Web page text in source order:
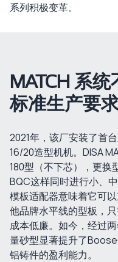
系列积极变革。
MATCH 系
标准生产要
2021年，该厂安装了首
16/20造型机机。DISA
180型（不下芯），更换
BQC这样同时进行小、
模板适配器意味着它可
他品牌水平线的型板，
成本低廉。如今，经过
量砂型显著提升了
铝铸件的盈利能力。